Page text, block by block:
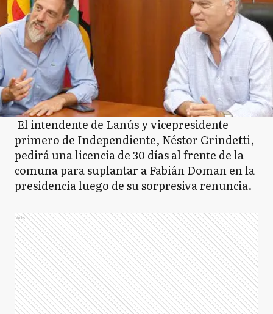
El intendente de Lanús y vicepresidente
primero de Independiente, Néstor Grindetti,
pedirá una licencia de 30 días al frente de la
comuna para suplantar a Fabián Doman en la
presidencia luego de su sorpresiva renuncia.
Ads